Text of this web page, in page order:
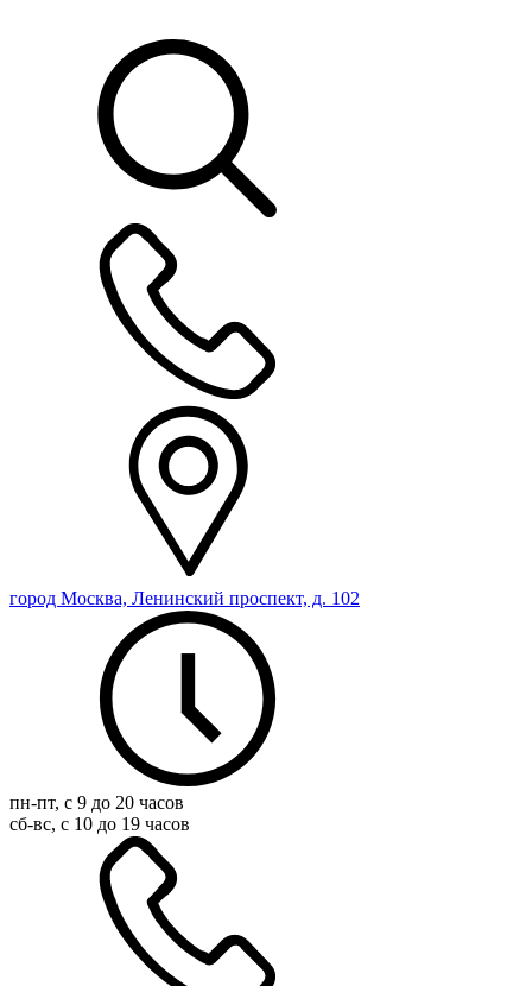
город Москва, Ленинский проспект, д. 102
пн-пт, с 9 до 20 часов
сб-вс, с 10 до 19 часов